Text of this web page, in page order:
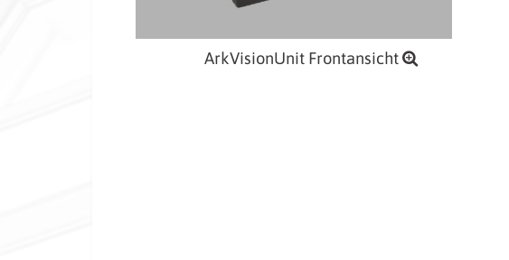
ArkVisionUnit Frontansicht